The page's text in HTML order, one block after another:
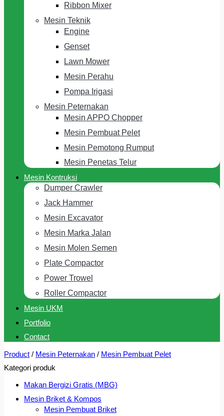
Ribbon Mixer
Mesin Teknik
Engine
Genset
Lawn Mower
Mesin Perahu
Pompa Irigasi
Mesin Peternakan
Mesin APPO Chopper
Mesin Pembuat Pelet
Mesin Pemotong Rumput
Mesin Penetas Telur
Mesin Kontruksi
Dumper Crawler
Jack Hammer
Mesin Excavator
Mesin Marka Jalan
Mesin Molen Semen
Plate Compactor
Power Trowel
Roller Compactor
Mesin UKM
Portfolio
Contact
Product / Mesin Peternakan / Mesin Pembuat Pelet
Kategori produk
Makan Bergizi Gratis (MBG)
Mesin Briket & Kompos
Mesin Pembuat Briket